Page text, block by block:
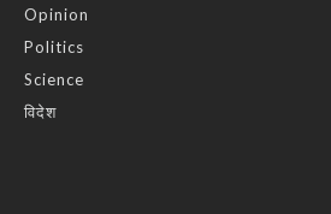
Opinion
Politics
Science
विदेश